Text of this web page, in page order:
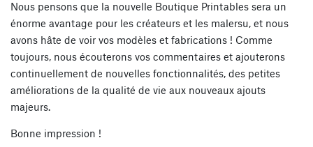
Nous pensons que la nouvelle Boutique Printables sera un
énorme avantage pour les créateurs et les malersu, et nous
avons hâte de voir vos modèles et fabrications ! Comme
toujours, nous écouterons vos commentaires et ajouterons
continuellement de nouvelles fonctionnalités, des petites
améliorations de la qualité de vie aux nouveaux ajouts
majeurs.
Bonne impression !